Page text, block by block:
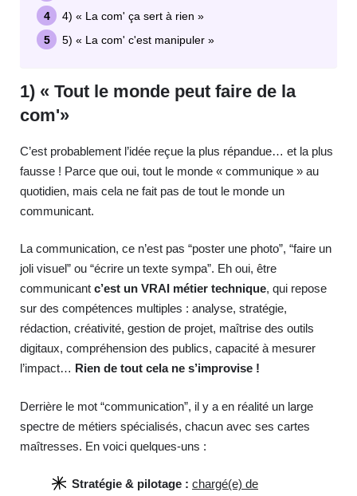
4) « La com' ça sert à rien »
5) « La com' c'est manipuler »
1) « Tout le monde peut faire de la
com'»
C’est probablement l’idée reçue la plus répandue… et la plus
fausse ! Parce que oui, tout le monde « communique » au
quotidien, mais cela ne fait pas de tout le monde un
communicant.
La communication, ce n’est pas “poster une photo”, “faire un
joli visuel” ou “écrire un texte sympa”. Eh oui, être
communicant c’est un VRAI métier technique, qui repose
sur des compétences multiples : analyse, stratégie,
rédaction, créativité, gestion de projet, maîtrise des outils
digitaux, compréhension des publics, capacité à mesurer
l’impact… Rien de tout cela ne s’improvise !
Derrière le mot “communication”, il y a en réalité un large
spectre de métiers spécialisés, chacun avec ses cartes
maîtresses. En voici quelques-uns :
Stratégie & pilotage : chargé(e) de